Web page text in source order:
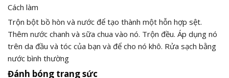
Cách làm
Trộn bột bồ hòn và nước để tạo thành một hỗn hợp sệt.
Thêm nước chanh và sữa chua vào nó. Trộn đều. Áp dụng nó
trên da đầu và tóc của bạn và để cho nó khô. Rửa sạch bằng
nước bình thường
Đánh bóng trang sức